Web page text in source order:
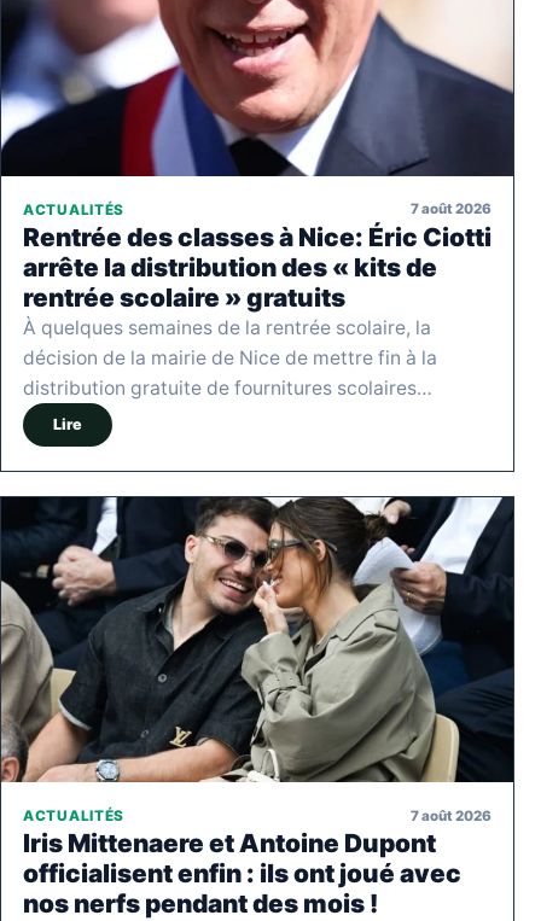
ACTUALITÉS 7 août 2026
Rentrée des classes à Nice: Éric Ciotti
arrête la distribution des « kits de
rentrée scolaire » gratuits
À quelques semaines de la rentrée scolaire, la
décision de la mairie de Nice de mettre fin à la
distribution gratuite de fournitures scolaires…
Lire
ACTUALITÉS 7 août 2026
Iris Mittenaere et Antoine Dupont
officialisent enfin : ils ont joué avec
nos nerfs pendant des mois !